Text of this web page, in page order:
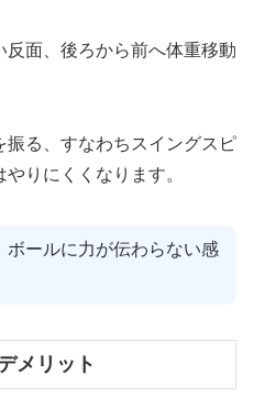
面、後ろから前へ体重移動
る、すなわちスイングスピ
りにくくなります。
ールに力が伝わらない感
メリット